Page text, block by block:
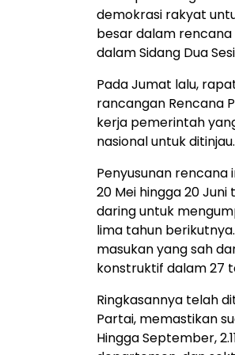
demokrasi rakyat
besar dalam
dalam Sidang Dua
Pada Jumat lalu,
rancangan Rencana
kerja pemerintah
nasional untuk ditinjau.
Penyusunan rencana
20 Mei hingga 20
daring untuk
lima tahun
masukan yang sah
konstruktif dalam 27
Ringkasannya telah
Partai, memastikan
Hingga September,